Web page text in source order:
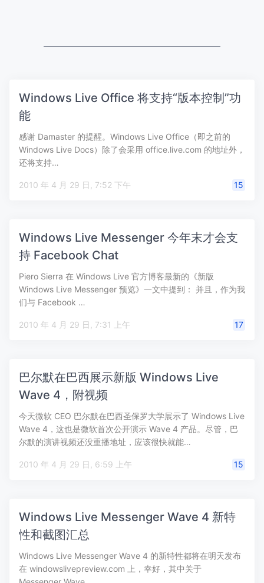
Windows Live Office 将支持“版本控制”功
能
感谢 Damaster 的提醒。Windows Live Office（即之前的
Windows Live Docs）除了会采用 office.live.com 的地址外，
还将支持…
2010 年 4 月 29 日, 7:52 下午 15
Windows Live Messenger 今年末才会支
持 Facebook Chat
Piero Sierra 在 Windows Live 官方博客最新的《新版
Windows Live Messenger 预览》一文中提到： 并且，作为我
们与 Facebook …
2010 年 4 月 29 日, 7:31 上午 17
巴尔默在巴西展示新版 Windows Live
Wave 4，附视频
今天微软 CEO 巴尔默在巴西圣保罗大学展示了 Windows Live
Wave 4，这也是微软首次公开演示 Wave 4 产品。尽管，巴
尔默的演讲视频还没重播地址，应该很快就能…
2010 年 4 月 29 日, 6:59 上午 15
Windows Live Messenger Wave 4 新特
性和截图汇总
Windows Live Messenger Wave 4 的新特性都将在明天发布
在 windowslivepreview.com 上，幸好，其中关于